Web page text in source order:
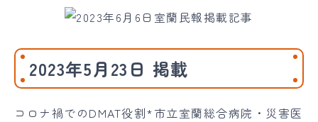
2023年5月23日 掲載
コロナ禍でのDMAT役割*市立室蘭総合病院・災害医